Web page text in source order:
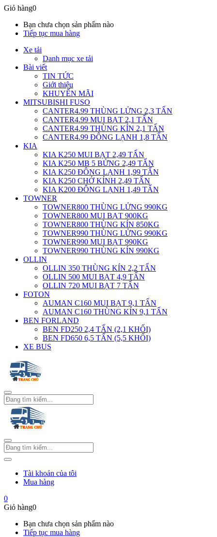
Giỏ hàng0
Bạn chưa chọn sản phẩm nào
Tiếp tục mua hàng
Xe tải
Danh mục xe tải
Bài viết
TIN TỨC
Giới thiệu
KHUYẾN MÃI
MITSUBISHI FUSO
CANTER4.99 THÙNG LỬNG 2,3 TẤN
CANTER4.99 MUI BẠT 2,1 TẤN
CANTER4.99 THÙNG KÍN 2,1 TẤN
CANTER4.99 ĐÔNG LẠNH 1,8 TẤN
KIA
KIA K250 MUI BẠT 2,49 TẤN
KIA K250 MB 5 BỬNG 2,49 TẤN
KIA K250 ĐÔNG LẠNH 1,99 TẤN
KIA K250 CHỞ KÍNH 2,49 TẤN
KIA K200 ĐÔNG LẠNH 1,49 TẤN
TOWNER
TOWNER800 THÙNG LỬNG 990KG
TOWNER800 MUI BẠT 900KG
TOWNER800 THÙNG KÍN 850KG
TOWNER990 THÙNG LỬNG 990KG
TOWNER990 MUI BẠT 990KG
TOWNER990 THÙNG KÍN 990KG
OLLIN
OLLIN 350 THÙNG KÍN 2,2 TẤN
OLLIN 500 MUI BẠT 4,9 TẤN
OLLIN 720 MUI BẠT 7 TẤN
FOTON
AUMAN C160 MUI BẠT 9,1 TẤN
AUMAN C160 THÙNG KÍN 9,1 TẤN
BEN FORLAND
BEN FD250 2,4 TẤN (2,1 KHỐI)
BEN FD650 6,5 TẤN (5,5 KHỐI)
XE BUS
Tài khoản của tôi
Mua hàng
0
Giỏ hàng0
Bạn chưa chọn sản phẩm nào
Tiếp tục mua hàng